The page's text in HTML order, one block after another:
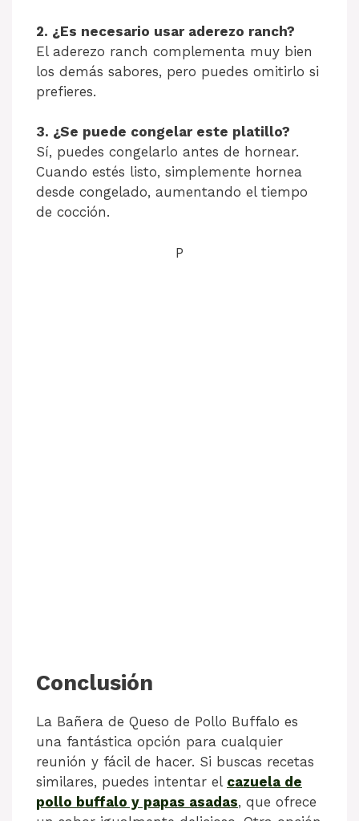
2. ¿Es necesario usar aderezo ranch?
El aderezo ranch complementa muy bien
los demás sabores, pero puedes omitirlo si
prefieres.
3. ¿Se puede congelar este platillo?
Sí, puedes congelarlo antes de hornear.
Cuando estés listo, simplemente hornea
desde congelado, aumentando el tiempo
de cocción.
P
Conclusión
La Bañera de Queso de Pollo Buffalo es
una fantástica opción para cualquier
reunión y fácil de hacer. Si buscas recetas
similares, puedes intentar el cazuela de
pollo buffalo y papas asadas, que ofrece